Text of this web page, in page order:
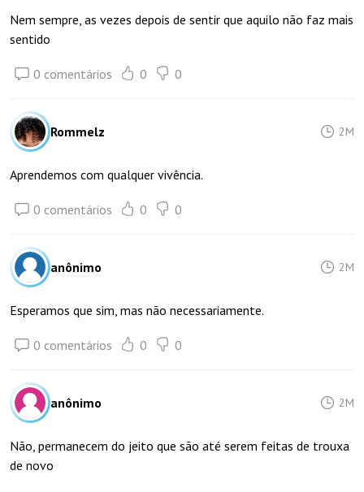
Nem sempre, as vezes depois de sentir que aquilo não faz mais
sentido
0 comentários 0 0
Rommelz 2M
Aprendemos com qualquer vivência.
0 comentários 0 0
anônimo 2M
Esperamos que sim, mas não necessariamente.
0 comentários 0 0
anônimo 2M
Não, permanecem do jeito que são até serem feitas de trouxa
de novo